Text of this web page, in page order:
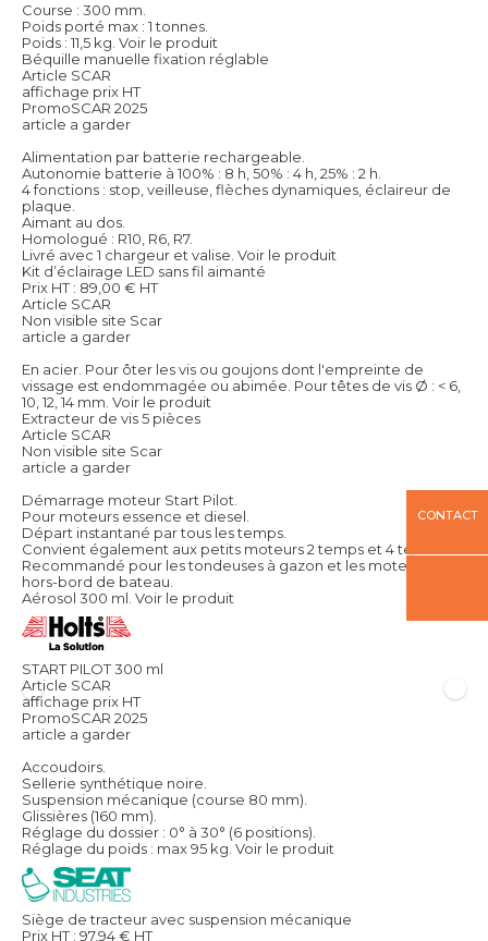
Course : 300 mm.
Poids porté max : 1 tonnes.
Poids : 11,5 kg. Voir le produit
Béquille manuelle fixation réglable
Article SCAR
affichage prix HT
PromoSCAR 2025
article a garder
Alimentation par batterie rechargeable.
Autonomie batterie à 100% : 8 h, 50% : 4 h, 25% : 2 h.
4 fonctions : stop, veilleuse, flèches dynamiques, éclaireur de
plaque.
Aimant au dos.
Homologué : R10, R6, R7.
Livré avec 1 chargeur et valise. Voir le produit
Kit d’éclairage LED sans fil aimanté
Prix HT : 89,00 € HT
Article SCAR
Non visible site Scar
article a garder
En acier. Pour ôter les vis ou goujons dont l'empreinte de
vissage est endommagée ou abimée. Pour têtes de vis Ø : < 6,
10, 12, 14 mm. Voir le produit
Extracteur de vis 5 pièces
Article SCAR
Non visible site Scar
article a garder
Démarrage moteur Start Pilot.
Pour moteurs essence et diesel.
Départ instantané par tous les temps.
Convient également aux petits moteurs 2 temps et 4 temps.
Recommandé pour les tondeuses à gazon et les moteurs
hors-bord de bateau.
Aérosol 300 ml. Voir le produit
START PILOT 300 ml
Article SCAR
affichage prix HT
PromoSCAR 2025
article a garder
Accoudoirs.
Sellerie synthétique noire.
Suspension mécanique (course 80 mm).
Glissières (160 mm).
Réglage du dossier : 0° à 30° (6 positions).
Réglage du poids : max 95 kg. Voir le produit
Siège de tracteur avec suspension mécanique
Prix HT : 97,94€ HT
CONTACT